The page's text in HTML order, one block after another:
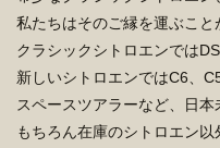
私たちはそのご縁を運ぶこと
クラシックシトロエンでは
新しいシトロエンではC6、
スペースツアラーなど、日本
もちろん在庫のシトロエン